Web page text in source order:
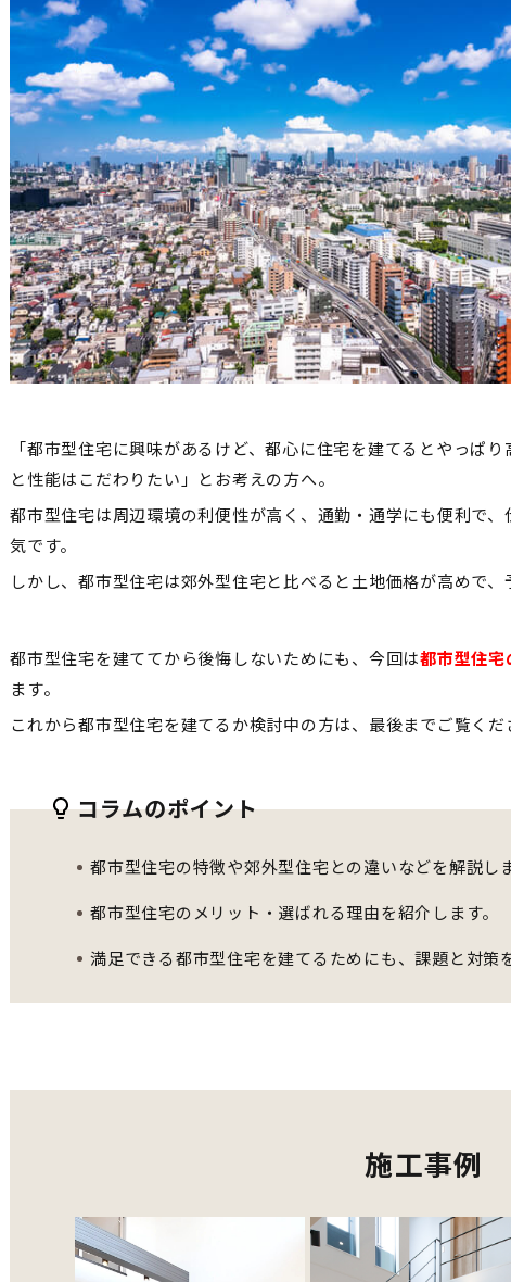
「都市型住宅に興味があるけど、都心に住宅を建てるとやっぱ
と性能はこだわりたい」とお考えの方へ。
都市型住宅は周辺環境の利便性が高く、通勤・通学にも便利で
気です。
しかし、都市型住宅は郊外型住宅と比べると土地価格が高めで、
都市型住宅を建ててから後悔しないためにも、今回は都市型住宅
ます。
これから都市型住宅を建てるか検討中の方は、最後までご覧くだ
コラムのポイント
都市型住宅の特徴や郊外型住宅との違いなどを解説し
都市型住宅のメリット・選ばれる理由を紹介します。
満足できる都市型住宅を建てるためにも、課題と対策
施工事例